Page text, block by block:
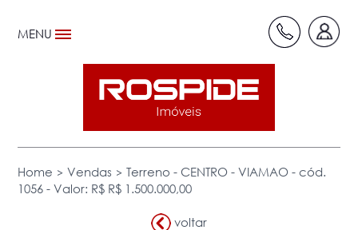
MENU
Home > Vendas > Terreno - CENTRO - VIAMAO - cód.
1056 - Valor: R$ R$ 1.500.000,00
voltar